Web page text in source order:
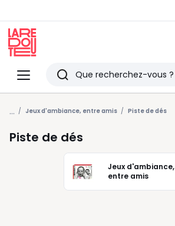
Menu
Redoute
Rechercher
Derniers
articles
vus
... Jeux d'ambiance, entre amis Piste de dés
Piste de dés
Jeux d'ambiance,
entre amis